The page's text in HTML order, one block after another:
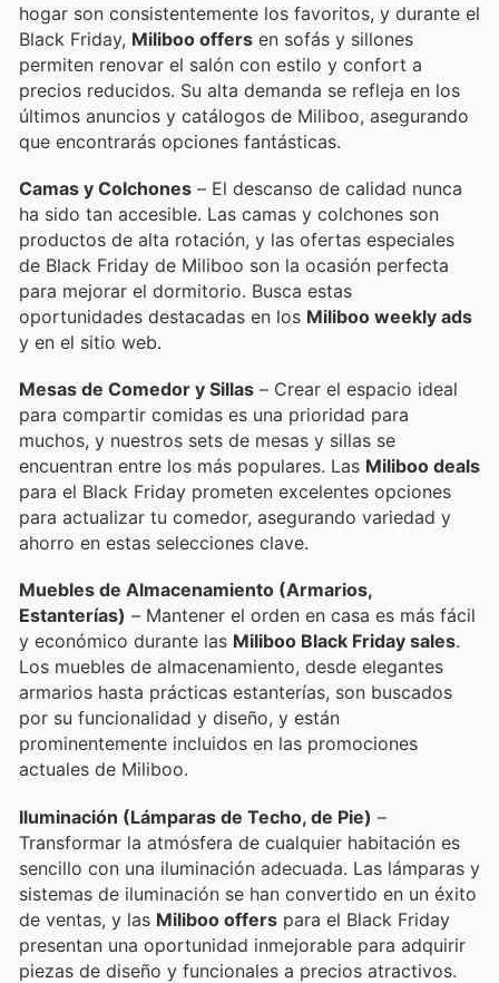
hogar son consistentemente los favoritos, y durante el
Black Friday, Miliboo offers en sofás y sillones
permiten renovar el salón con estilo y confort a
precios reducidos. Su alta demanda se refleja en los
últimos anuncios y catálogos de Miliboo, asegurando
que encontrarás opciones fantásticas.
Camas y Colchones – El descanso de calidad nunca
ha sido tan accesible. Las camas y colchones son
productos de alta rotación, y las ofertas especiales
de Black Friday de Miliboo son la ocasión perfecta
para mejorar el dormitorio. Busca estas
oportunidades destacadas en los Miliboo weekly ads
y en el sitio web.
Mesas de Comedor y Sillas – Crear el espacio ideal
para compartir comidas es una prioridad para
muchos, y nuestros sets de mesas y sillas se
encuentran entre los más populares. Las Miliboo deals
para el Black Friday prometen excelentes opciones
para actualizar tu comedor, asegurando variedad y
ahorro en estas selecciones clave.
Muebles de Almacenamiento (Armarios,
Estanterías) – Mantener el orden en casa es más fácil
y económico durante las Miliboo Black Friday sales.
Los muebles de almacenamiento, desde elegantes
armarios hasta prácticas estanterías, son buscados
por su funcionalidad y diseño, y están
prominentemente incluidos en las promociones
actuales de Miliboo.
Iluminación (Lámparas de Techo, de Pie) –
Transformar la atmósfera de cualquier habitación es
sencillo con una iluminación adecuada. Las lámparas y
sistemas de iluminación se han convertido en un éxito
de ventas, y las Miliboo offers para el Black Friday
presentan una oportunidad inmejorable para adquirir
piezas de diseño y funcionales a precios atractivos.